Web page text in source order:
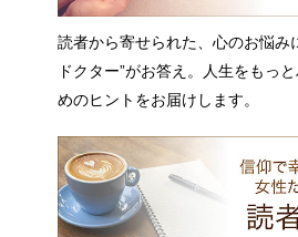
読者から寄せられた、心のお悩み
ドクター”がお答え。人生をもっ
めのヒントをお届けします。